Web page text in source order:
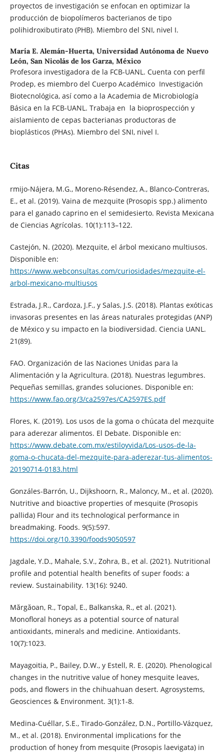
proyectos de investigación se enfocan en optimizar la
producción de biopolímeros bacterianos de tipo
polihidroxibutirato (PHB). Miembro del SNI, nivel I.
María E. Alemán-Huerta, Universidad Autónoma de Nuevo
León, San Nicolás de los Garza, México
Profesora investigadora de la FCB-UANL. Cuenta con perfil
Prodep, es miembro del Cuerpo Académico Investigación
Biotecnológica, así como a la Academia de Microbiología
Básica en la FCB-UANL. Trabaja en la bioprospección y
aislamiento de cepas bacterianas productoras de
bioplásticos (PHAs). Miembro del SNI, nivel I.
Citas
rmijo-Nájera, M.G., Moreno-Résendez, A., Blanco-Contreras,
E., et al. (2019). Vaina de mezquite (Prosopis spp.) alimento
para el ganado caprino en el semidesierto. Revista Mexicana
de Ciencias Agrícolas. 10(1):113–122.
Castejón, N. (2020). Mezquite, el árbol mexicano multiusos.
Disponible en:
https://www.webconsultas.com/curiosidades/mezquite-el-
arbol-mexicano-multiusos
Estrada, J.R., Cardoza, J.F., y Salas, J.S. (2018). Plantas exóticas
invasoras presentes en las áreas naturales protegidas (ANP)
de México y su impacto en la biodiversidad. Ciencia UANL.
21(89).
FAO. Organización de las Naciones Unidas para la
Alimentación y la Agricultura. (2018). Nuestras legumbres.
Pequeñas semillas, grandes soluciones. Disponible en:
https://www.fao.org/3/ca2597es/CA2597ES.pdf
Flores, K. (2019). Los usos de la goma o chúcata del mezquite
para aderezar alimentos. El Debate. Disponible en:
https://www.debate.com.mx/estiloyvida/Los-usos-de-la-
goma-o-chucata-del-mezquite-para-aderezar-tus-alimentos-
20190714-0183.html
Gonzáles-Barrón, U., Dijkshoorn, R., Maloncy, M., et al. (2020).
Nutritive and bioactive properties of mesquite (Prosopis
pallida) Flour and its technological performance in
breadmaking. Foods. 9(5):597.
https://doi.org/10.3390/foods9050597
Jagdale, Y.D., Mahale, S.V., Zohra, B., et al. (2021). Nutritional
profile and potential health benefits of super foods: a
review. Sustainability. 13(16): 9240.
Mărgăoan, R., Topal, E., Balkanska, R., et al. (2021).
Monofloral honeys as a potential source of natural
antioxidants, minerals and medicine. Antioxidants.
10(7):1023.
Mayagoitia, P., Bailey, D.W., y Estell, R. E. (2020). Phenological
changes in the nutritive value of honey mesquite leaves,
pods, and flowers in the chihuahuan desert. Agrosystems,
Geosciences & Environment. 3(1):1-8.
Medina-Cuéllar, S.E., Tirado-González, D.N., Portillo-Vázquez,
M., et al. (2018). Environmental implications for the
production of honey from mesquite (Prosopis laevigata) in